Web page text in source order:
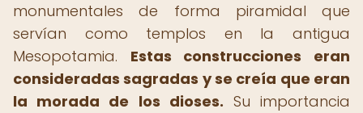
monumentales de forma piramidal que
servían como templos en la antigua
Mesopotamia. Estas construcciones eran
consideradas sagradas y se creía que eran
la morada de los dioses. Su importancia